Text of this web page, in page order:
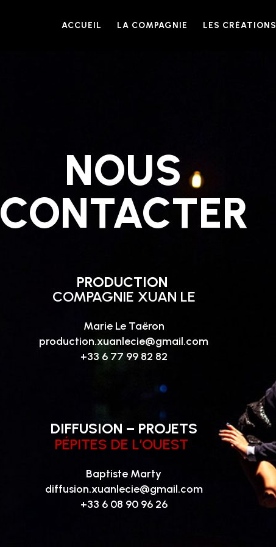
ACCUEIL LA COMPAGNIE LES CRÉATIONS
NOUS
CONTACTER
PRODUCTION
COMPAGNIE XUAN LE
Marie Le Taëron
production.xuanlecie@gmail.com
+33 6 77 99 82 82
DIFFUSION – PROJETS
PÉPITES DE L’OUEST
Baptiste Marty
diffusion.xuanlecie@gmail.com
+33 6 08 90 96 26